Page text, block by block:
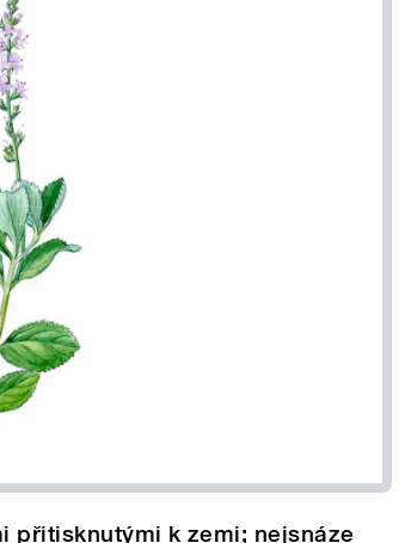
přitisknutými k zemi; nejsnáze